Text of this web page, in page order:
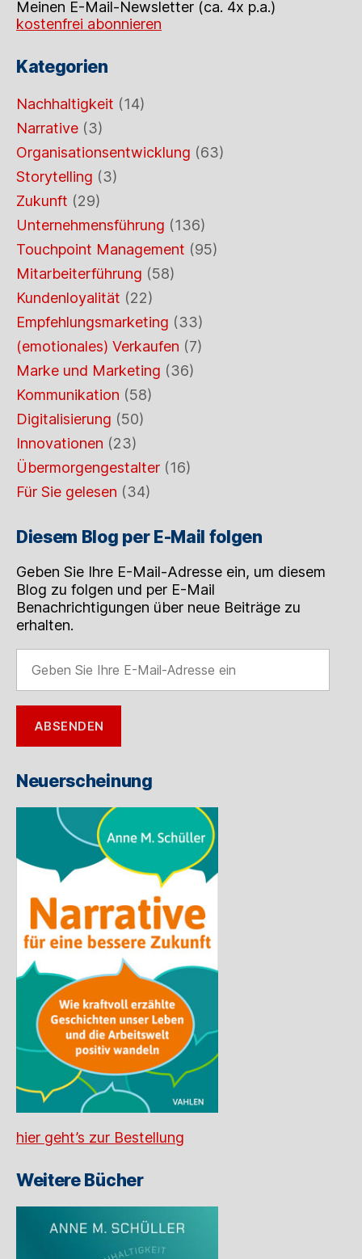
Meinen E-Mail-Newsletter (ca. 4x p.a.)
kostenfrei abonnieren
Kategorien
Nachhaltigkeit (14)
Narrative (3)
Organisationsentwicklung (63)
Storytelling (3)
Zukunft (29)
Unternehmensführung (136)
Touchpoint Management (95)
Mitarbeiterführung (58)
Kundenloyalität (22)
Empfehlungsmarketing (33)
(emotionales) Verkaufen (7)
Marke und Marketing (36)
Kommunikation (58)
Digitalisierung (50)
Innovationen (23)
Übermorgengestalter (16)
Für Sie gelesen (34)
Diesem Blog per E-Mail folgen
Geben Sie Ihre E-Mail-Adresse ein, um diesem
Blog zu folgen und per E-Mail
Benachrichtigungen über neue Beiträge zu
erhalten.
Sie
Ihre
E-
Mail-
Adresse
ABSENDEN
Neuerscheinung
hier geht’s zur Bestellung
Weitere Bücher